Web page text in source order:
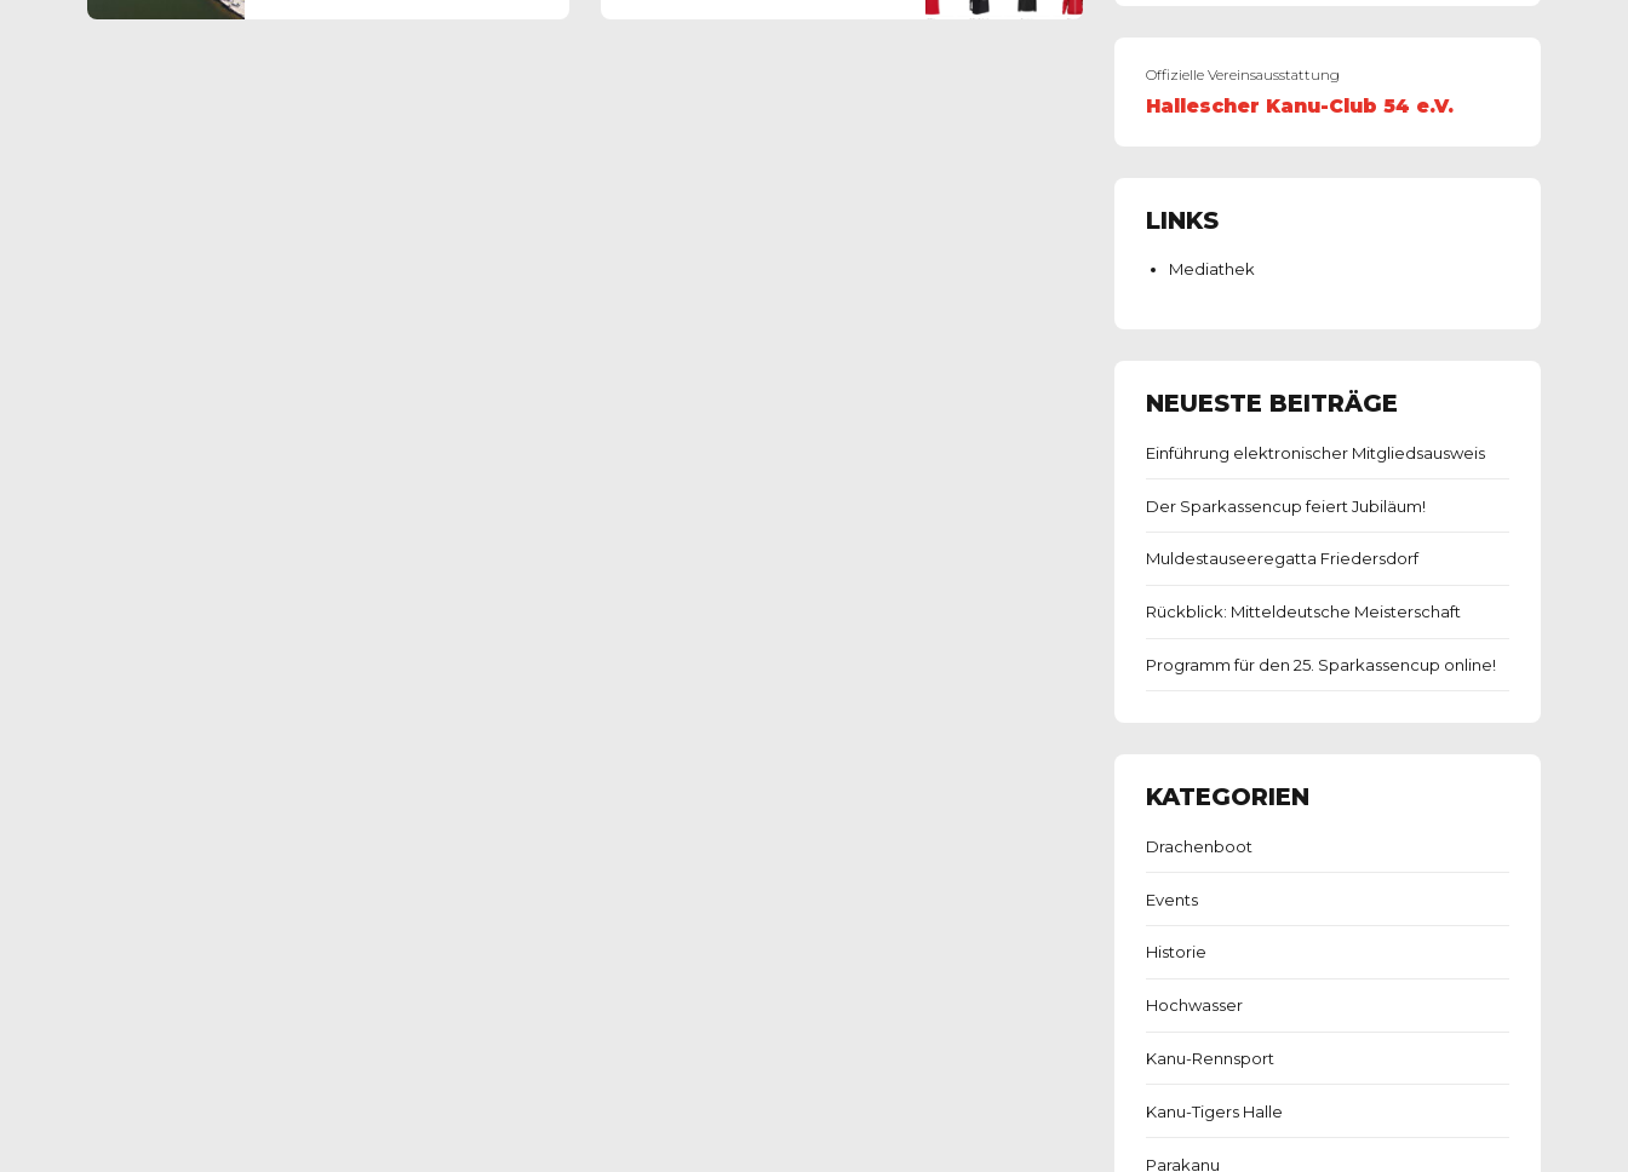
Offizielle Vereinsausstattung
Hallescher Kanu-Club 54 e.V.
LINKS
Mediathek
NEUESTE BEITRÄGE
Einführung elektronischer Mitgliedsausweis
Der Sparkassencup feiert Jubiläum!
Muldestauseeregatta Friedersdorf
Rückblick: Mitteldeutsche Meisterschaft
Programm für den 25. Sparkassencup online!
KATEGORIEN
Drachenboot
Events
Historie
Hochwasser
Kanu-Rennsport
Kanu-Tigers Halle
Parakanu